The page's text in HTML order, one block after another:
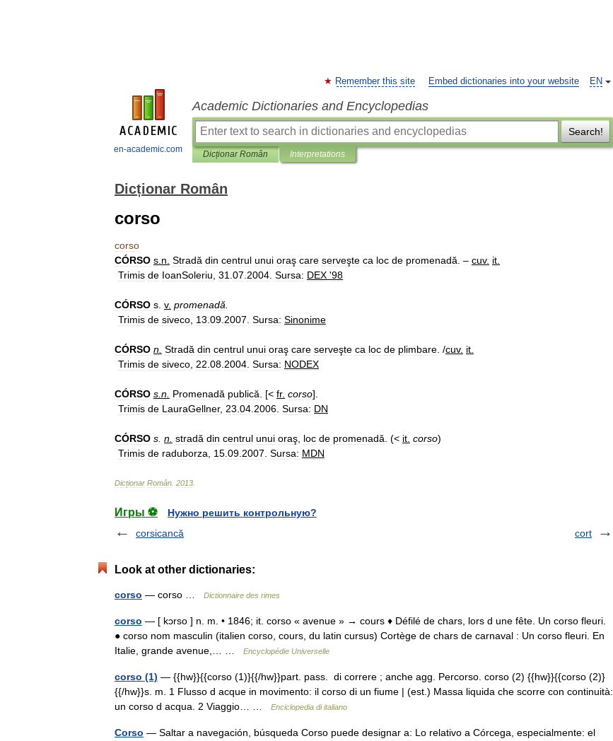
en-academic.com
EN
Remember this site Embed dictionaries into your website
Academic Dictionaries and Encyclopedias
Search!
Dicționar Român Interpretations
Dicționar Român
corso
corso
CÓRSO s n Stradă din centrul unui oraş care serveşte ca loc de promenadă . – cuv. it
Trimis de IoanSoleriu 31 07 2004 Sursa: DEX '98
CÓRSO s v. promenadă
Trimis de siveco 13 09 2007 Sursa: Sinonime
CÓRSO n Stradă din centrul unui oraş care serveşte ca loc de plimbare . /cuv. it
Trimis de siveco 22 08 2004 Sursa: NODEX
CÓRSO s n Promenadă publică . [< fr. corso].
Trimis de LauraGellner, 23 04 2006 Sursa: DN
CÓRSO s n stradă din centrul unui oraş loc de promenadă . (< it corso)
Trimis de raduborza 15 09 2007 Sursa: MDN
Dicționar Român 2013
Игры ⚽
Нужно решить контрольную?
corsicancă
cort
Look at other dictionaries:
corso — corso … Dictionnaire des rimes
corso — [ kɔrso ] n. m. • 1846; it. corso « avenue » → cours ♦ Défilé de chars, lors d une fête. Un corso fleuri.
● corso nom masculin (italien corso, cours, du latin cursus) Cortège de chars de carnaval : Un corso fleuri. En
Italie, grande avenue,… …
Encyclopédie Universelle
corso (1) — {{hw}}{{corso (1)}{{/hw}}part. pass. di correre ; anche agg. Percorso. corso (2) {{hw}}{{corso (2)}
{{/hw}}s. m. 1 Flusso d acque in movimento: il corso di un fiume | (est.) Massa liquida che scorre con continuità:
un corso d acqua. 2 Viaggio… …
Enciclopedia di italiano
Corso — Saltar a navegación, búsqueda Corso puede designar a: Lo relativo a Córcega, especialmente: el